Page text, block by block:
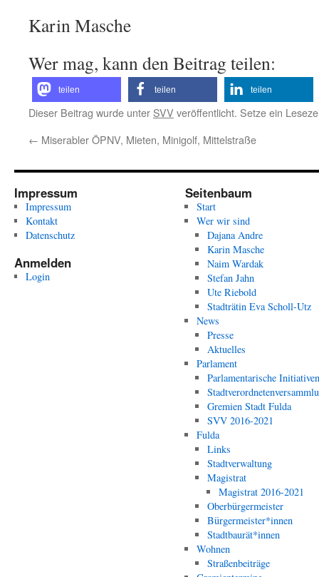
Karin Masche
Wer mag, kann den Beitrag teilen:
teilen teilen teilen
Dieser Beitrag wurde unter SVV veröffentlicht. Setze ein
← Miserabler ÖPNV, Mieten, Minigolf, Mittelstraße
Impressum
Impressum
Kontakt
Datenschutz
Anmelden
Login
Seitenbaum
Start
Wer wir sind
Dajana Andre
Karin Masche
Naim Wardak
Stefan Jahn
Ute Riebold
Stadträtin Eva Scholl-Utz
News
Presse
Aktuelles
Parlament
Parlamentarische
Gremien Stadt Fulda
SVV 2016-2021
Fulda
Links
Stadtverwaltung
Magistrat
Magistrat 2016-2021
Oberbürgermeister
Bürgermeister*innen
Stadtbaurät*innen
Wohnen
Straßenbeiträge